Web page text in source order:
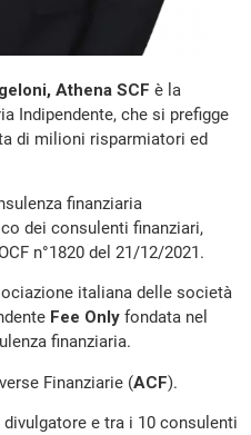
Athena SCF è la
Indipendente, che si prefigge
di milioni risparmiatori ed
finanziaria
dei consulenti finanziari,
n°1820 del 21/12/2021.
italiana delle società
Fee Only fondata nel
finanziaria.
Finanziarie (ACF).
e tra i 10 consulenti